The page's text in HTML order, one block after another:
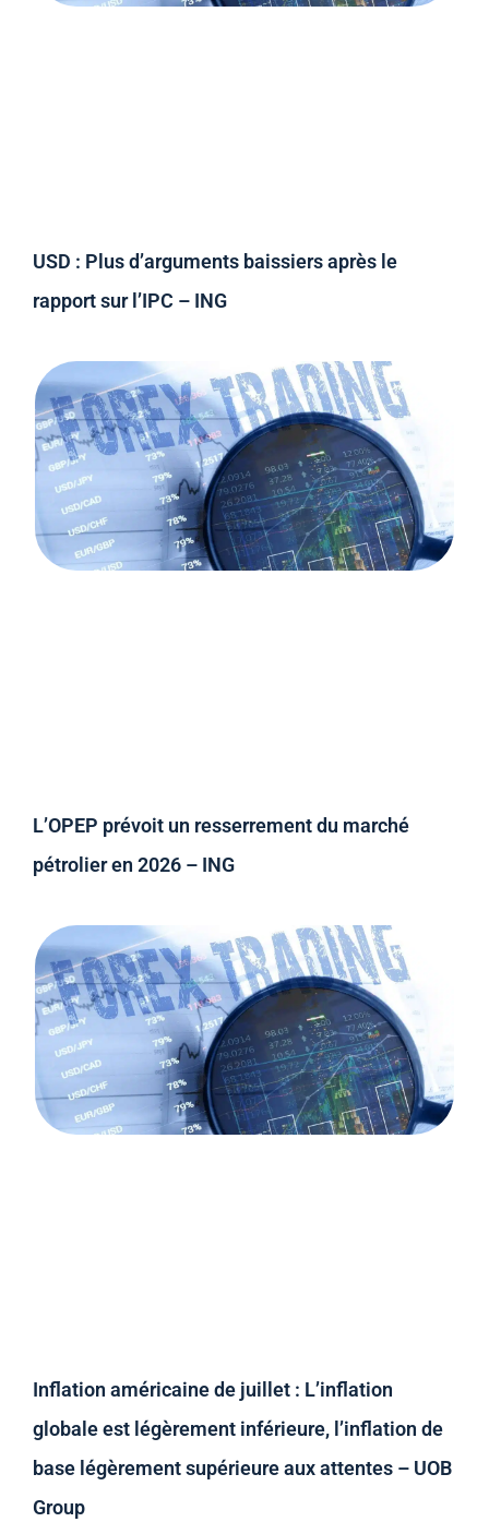
USD : Plus d’arguments baissiers après le
rapport sur l’IPC – ING
L’OPEP prévoit un resserrement du marché
pétrolier en 2026 – ING
Inflation américaine de juillet : L’inflation
globale est légèrement inférieure, l’inflation de
base légèrement supérieure aux attentes – UOB
Group